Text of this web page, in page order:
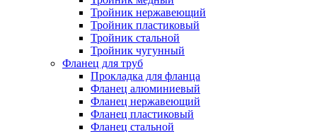
Тройник нержавеющий
Тройник пластиковый
Тройник стальной
Тройник чугунный
Фланец для труб
Прокладка для фланца
Фланец алюминиевый
Фланец нержавеющий
Фланец пластиковый
Фланец стальной